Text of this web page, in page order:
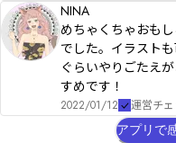
NINA
めちゃくちゃおも
でした。イラスト
ぐらいやりごたえ
すめです！
2022/01/12 運営チ
アプリで